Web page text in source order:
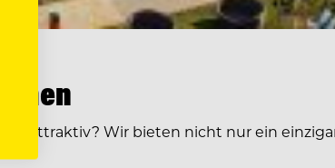
attraktiv? Wir bieten nicht nur ein